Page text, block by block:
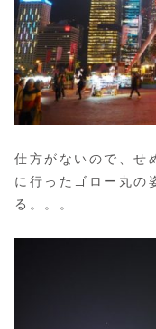
仕方がないので、せ
に行ったゴロー丸の
る。。。